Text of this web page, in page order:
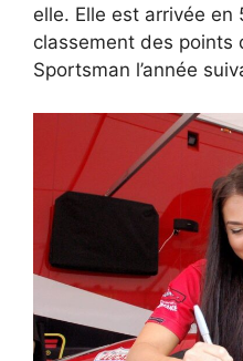
elle. Elle est arrivée en
classement des points
Sportsman l’année